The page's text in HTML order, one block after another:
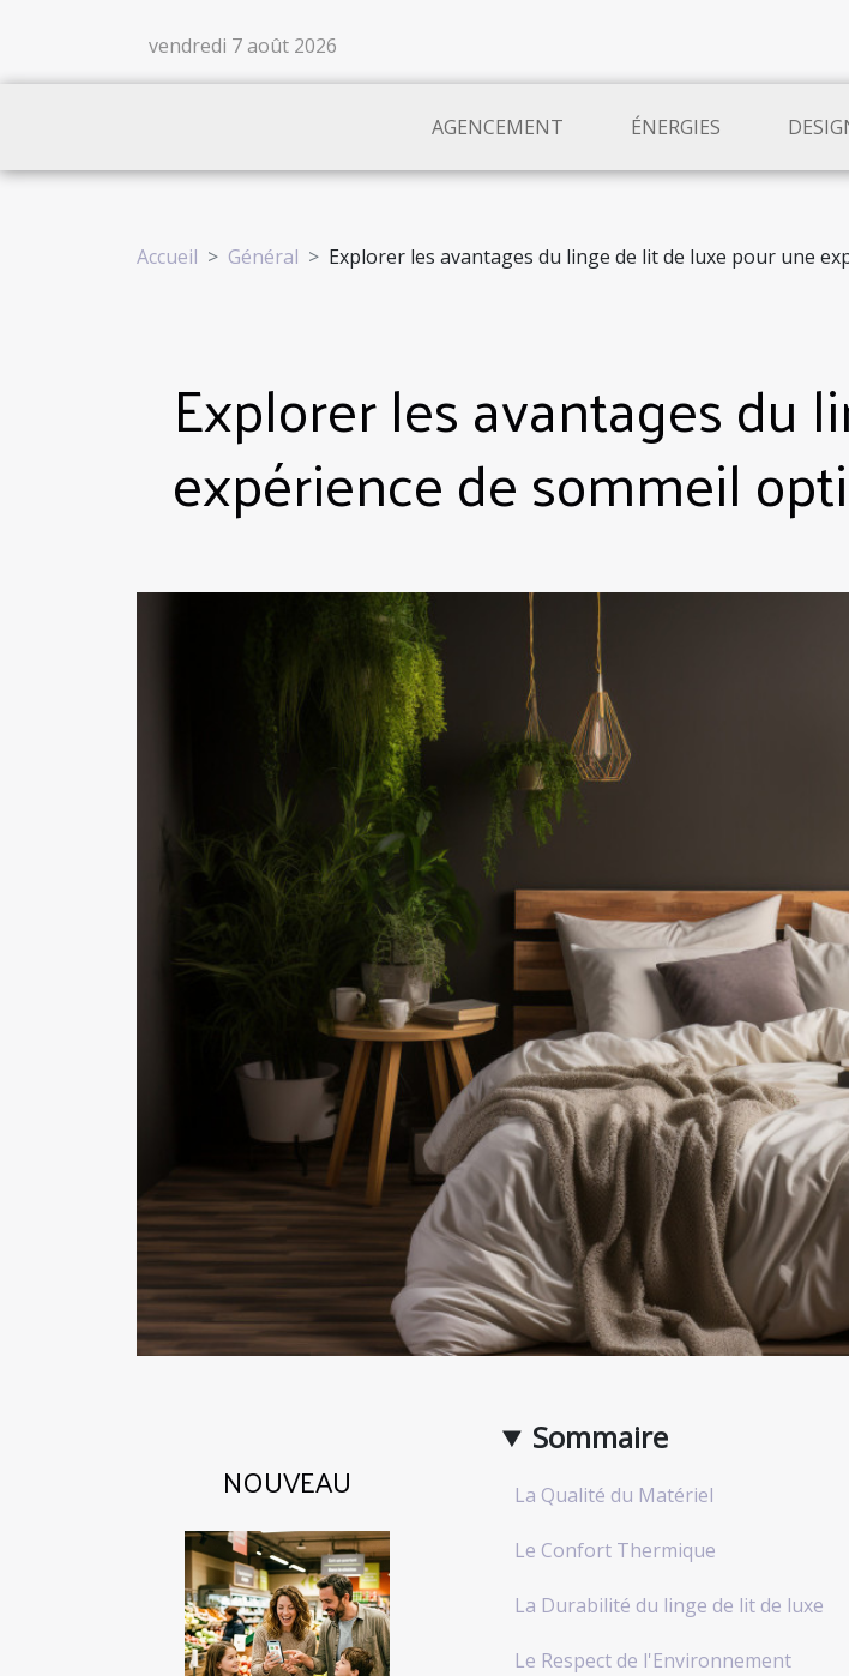
vendredi 7 août 2026
AGENCEMENT ÉNERGIES
Accueil Général Explorer les avantages du linge de lit de luxe pour une
Explorer les avantages du
expérience de sommeil
NOUVEAU
Sommaire
La Qualité du Matériel
Le Confort Thermique
La Durabilité du linge de lit de luxe
Le Respect de l'Environnement